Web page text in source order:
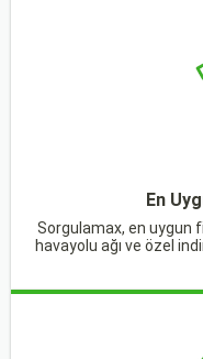
En
Sorgulamax, en uygun
havayolu ağı ve özel